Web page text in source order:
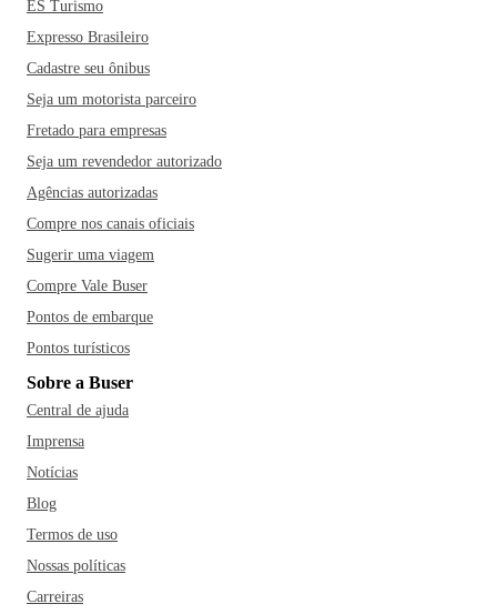
ES Turismo
Expresso Brasileiro
Cadastre seu ônibus
Seja um motorista parceiro
Fretado para empresas
Seja um revendedor autorizado
Agências autorizadas
Compre nos canais oficiais
Sugerir uma viagem
Compre Vale Buser
Pontos de embarque
Pontos turísticos
Sobre a Buser
Central de ajuda
Imprensa
Notícias
Blog
Termos de uso
Nossas políticas
Carreiras